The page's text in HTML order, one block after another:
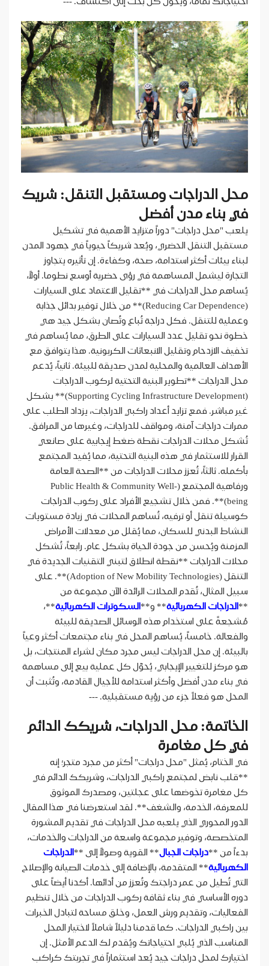
محل الدراجات ومستقبل التنقل: شريك
في بناء مدن أفضل
يلعب "محل دراجات" دوراً متزايد الأهمية في تشكيل
مستقبل التنقل الحضري، ويُعد شريكاً حيوياً في جهود المدن
لبناء بيئات أكثر استدامة، صحة، وكفاءة. إن تأثيره يتجاوز
التجارة ليشمل المساهمة في رؤى حضرية أوسع نطوما. أولاً،
يُساهم محل الدراجات في **تقليل الاعتماد على السيارات
(Reducing Car Dependence)** من خلال توفير بدائل جذابة
وعملية للتنقل. فكل دراجة تُباع وتُصان بشكل جيد هي
خطوة نحو تقليل عدد السيارات على الطرق، مما يُساهم في
تخفيف الازدحام وتقليل الانبعاثات الكربونية. هذا يتوافق مع
الأهداف العالمية والمحلية لمدن صديقة للبيئة. ثانياً، يُدعم
محل الدراجات **تطوير البنية التحتية لركوب الدراجات
(Supporting Cycling Infrastructure Development)** بشكل
غير مباشر. فمع تزايد أعداد راكبي الدراجات، يزداد الطلب على
ممرات دراجات آمنة، ومواقف للدراجات، وغيرها من المرافق.
تُشكل محلات الدراجات نقطة ضغط إيجابية على صانعي
القرار للاستثمار في هذه البنية التحتية، مما يُفيد المجتمع
بأكمله. ثالثاً، تُعزز محلات الدراجات من **الصحة العامة
ورفاهية المجتمع (Public Health & Community Well-
being)**. فمن خلال تشجيع الأفراد على ركوب الدراجات
كوسيلة تنقل أو ترفيه، تُساهم المحلات في زيادة مستويات
النشاط البدني للسكان، مما يُقلل من معدلات الأمراض
المزمنة ويُحسن من جودة الحياة بشكل عام. رابعاً، تُشكل
محلات الدراجات **نقطة انطلاق لتبني التقنيات الجديدة في
التنقل (Adoption of New Mobility Technologies)**. على
سبيل المثال، تُقدم المحلات الرائدة الآن مجموعة من
**الدراجات الكهربائية** و**السكوترات الكهربائية**،
مُشجعةً على استخدام هذه الوسائل الصديقة للبيئة
والفعالة. خامساً، يُساهم المحل في بناء مجتمعات أكثر وعياً
بالبيئة. إن محل الدراجات ليس مجرد مكان لشراء المنتجات، بل
هو مركز للتغيير الإيجابي، يُحوّل كل عملية بيع إلى مساهمة
في بناء مدن أفضل وأكثر استدامة للأجيال القادمة، وتُثبت أن
المحل هو فعلاً جزء من رؤية مستقبلية. ---
الخاتمة: محل الدراجات، شريكك الدائم
في كل مغامرة
في الختام، يُمثل "محل دراجات" أكثر من مجرد متجر؛ إنه
**قلب نابض لمجتمع راكبي الدراجات، وشريكك الدائم في
كل مغامرة تخوضها على عجلتين، ومصدرك الموثوق
للمعرفة، الخدمة، والشغف**. لقد استعرضنا في هذا المقال
الدور المحوري الذي يلعبه محل الدراجات في تقديم المشورة
المتخصصة، وتوفير مجموعة واسعة من الدراجات والخدمات،
بدءاً من **دراجات الجبال** القوية وصولاً إلى **الدراجات
الكهربائية** المتقدمة، بالإضافة إلى خدمات الصيانة والإصلاح
التي تُطيل من عمر دراجتك وتُعزز من أدائها. أكدنا أيضاً على
دوره الأساسي في بناء ثقافة ركوب الدراجات من خلال تنظيم
الفعاليات، وتقديم ورش العمل، وخلق مساحة لتبادل الخبرات
بين راكبي الدراجات. كما قدمنا دليلاً شاملاً لاختيار المحل
المناسب الذي يُلبي احتياجاتك ويُقدم لك الدعم الأمثل. إن
اختيارك لمحل دراجات جيد يُعد استثماراً في تجربتك كراكب